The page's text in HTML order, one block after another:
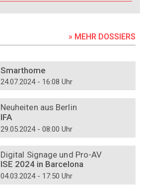
» MEHR DOSSIERS
Smarthome
24.07.2024 - 16:08 Uhr
Neuheiten aus Berlin
IFA
29.05.2024 - 08:00 Uhr
Digital Signage und Pro-AV
ISE 2024 in Barcelona
04.03.2024 - 17:50 Uhr